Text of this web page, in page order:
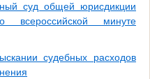
суд общей юрисдикции
всероссийской минуте
судебных расходов